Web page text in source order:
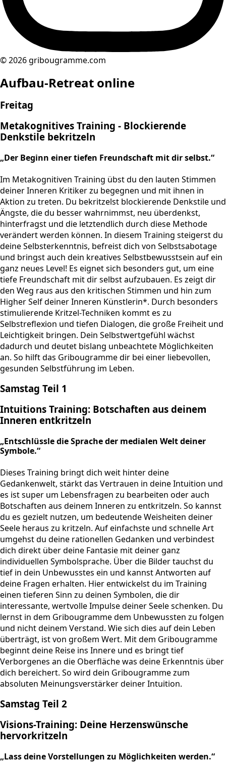
© 2026 gribougramme.com
Aufbau-Retreat online
Freitag
Metakognitives Training - Blockierende
Denkstile bekritzeln
„Der Beginn einer tiefen Freundschaft mit dir selbst.“
Im Metakognitiven Training übst du den lauten Stimmen
deiner Inneren Kritiker zu begegnen und mit ihnen in
Aktion zu treten. Du bekritzelst blockierende Denkstile und
Ängste, die du besser wahrnimmst, neu überdenkst,
hinterfragst und die letztendlich durch diese Methode
verändert werden können. In diesem Training steigerst du
deine Selbsterkenntnis, befreist dich von Selbstsabotage
und bringst auch dein kreatives Selbstbewusstsein auf ein
ganz neues Level! Es eignet sich besonders gut, um eine
tiefe Freundschaft mit dir selbst aufzubauen. Es zeigt dir
den Weg raus aus den kritischen Stimmen und hin zum
Higher Self deiner Inneren Künstlerin*. Durch besonders
stimulierende Kritzel-Techniken kommt es zu
Selbstreflexion und tiefen Dialogen, die große Freiheit und
Leichtigkeit bringen. Dein Selbstwertgefühl wächst
dadurch und deutet bislang unbeachtete Möglichkeiten
an. So hilft das Gribougramme dir bei einer liebevollen,
gesunden Selbstführung im Leben.
Samstag Teil 1
Intuitions Training: Botschaften aus deinem
Inneren entkritzeln
„Entschlüssle die Sprache der medialen Welt deiner
Symbole.“
Dieses Training bringt dich weit hinter deine
Gedankenwelt, stärkt das Vertrauen in deine Intuition und
es ist super um Lebensfragen zu bearbeiten oder auch
Botschaften aus deinem Inneren zu entkritzeln. So kannst
du es gezielt nutzen, um bedeutende Weisheiten deiner
Seele heraus zu kritzeln. Auf einfachste und schnelle Art
umgehst du deine rationellen Gedanken und verbindest
dich direkt über deine Fantasie mit deiner ganz
individuellen Symbolsprache. Über die Bilder tauchst du
tief in dein Unbewusstes ein und kannst Antworten auf
deine Fragen erhalten. Hier entwickelst du im Training
einen tieferen Sinn zu deinen Symbolen, die dir
interessante, wertvolle Impulse deiner Seele schenken. Du
lernst in dem Gribougramme dem Unbewussten zu folgen
und nicht deinem Verstand. Wie sich dies auf dein Leben
überträgt, ist von großem Wert. Mit dem Gribougramme
beginnt deine Reise ins Innere und es bringt tief
Verborgenes an die Oberfläche was deine Erkenntnis über
dich bereichert. So wird dein Gribougramme zum
absoluten Meinungsverstärker deiner Intuition.
Samstag Teil 2
Visions-Training: Deine Herzenswünsche
hervorkritzeln
„Lass deine Vorstellungen zu Möglichkeiten werden.“